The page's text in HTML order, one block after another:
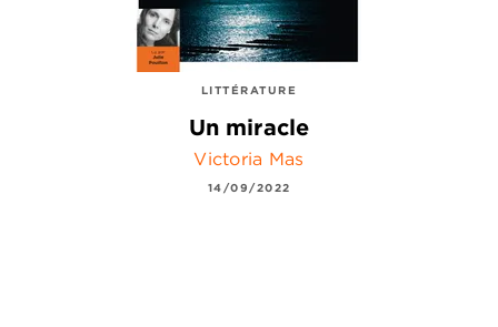
LITTÉRATURE
Un miracle
Victoria Mas
14/09/2022